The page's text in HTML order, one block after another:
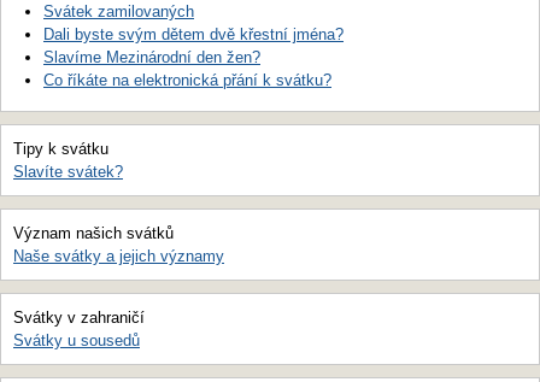
Svátek zamilovaných
Dali byste svým dětem dvě křestní jména?
Slavíme Mezinárodní den žen?
Co říkáte na elektronická přání k svátku?
Tipy k svátku
Slavíte svátek?
Význam našich svátků
Naše svátky a jejich významy
Svátky v zahraničí
Svátky u sousedů